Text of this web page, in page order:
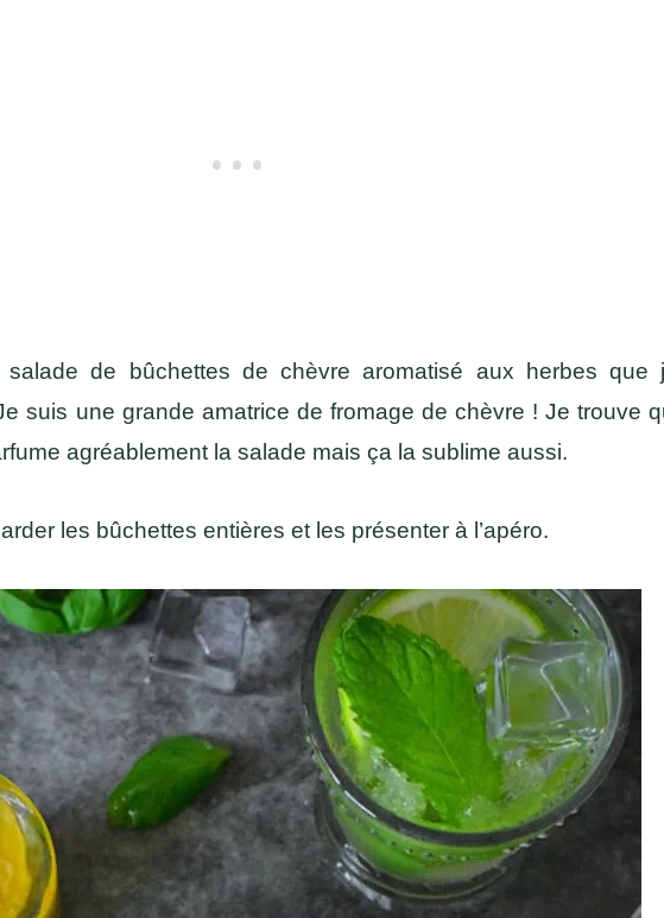
salade de bûchettes de chèvre aromatisé aux herbes que
suis une grande amatrice de fromage de chèvre ! Je trouve
agréablement la salade mais ça la sublime aussi.
les bûchettes entières et les présenter à l’apéro.